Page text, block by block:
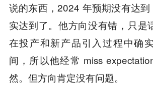
说的东西，2024 年预期没有达
实达到了。他方向没有错，只是
在投产和新产品引入过程中确
间，所以他经常 miss
然。但方向肯定没有问题。